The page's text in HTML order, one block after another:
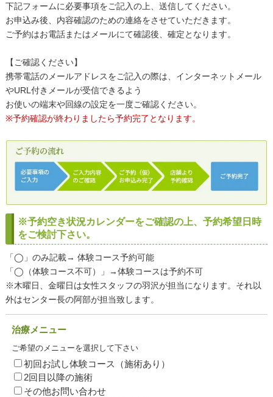
下記フォームに必要事項をご記入の上、送信してください。
お申込み後、内容確認のための連絡をさせていただきます。
ご予約はお電話またはメールにて確認後、確定となります。
【ご確認ください】
携帯電話のメールアドレスをご記入の際は、インターネットメール
やURL付きメールが受信できるよう
お使いの端末や回線の設定を一度ご確認ください。
※予約確認が終わりましたら予約完了となります。
※予約空き状況カレンダーをご確認の上、予約希望日時
をご検討下さい。
「◯」のみ記載→ 体験コース予約可能
「◯（体験コース不可）」→体験コースは予約不可
※木曜日、金曜日は女性スタッフの羽沢が担当になります。それ以
外はセンター長の阿部が担当致します。
治療メニュー
ご希望のメニューを選択して下さい
初回お試し体験コース（施術あり）
2回目以降の施術
その他お問い合わせ